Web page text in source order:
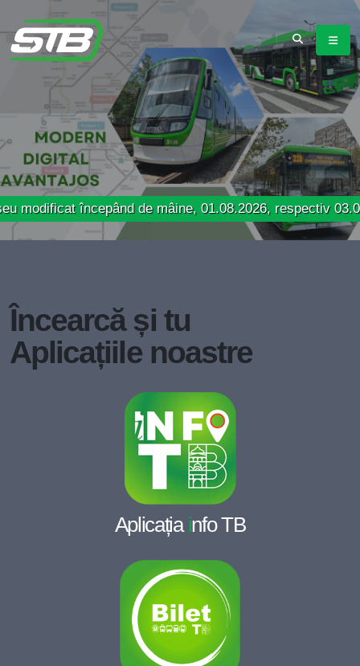
începând de mâine, 01.08.2026, respectiv 03.08.2026
Încearcă și tu
Aplicațiile noastre
Aplicația info TB